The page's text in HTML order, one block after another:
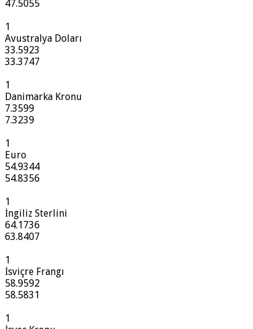
47.5055
1
Avustralya Doları
33.5923
33.3747
1
Danimarka Kronu
7.3599
7.3239
1
Euro
54.9344
54.8356
1
İngiliz Sterlini
64.1736
63.8407
1
İsviçre Frangı
58.9592
58.5831
1